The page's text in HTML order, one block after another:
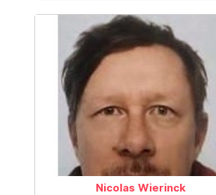
Nicolas Wierinck